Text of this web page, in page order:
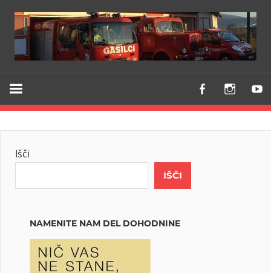
VODICE
vami
že
od
1903
Išči
IŠČI
NAMENITE NAM DEL DOHODNINE